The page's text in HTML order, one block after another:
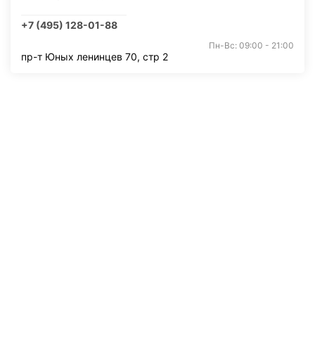
+7 (495) 128-01-88
Пн-Вс: 09:00 - 21:00
пр-т Юных ленинцев 70, стр 2